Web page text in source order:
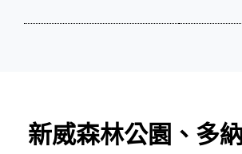
新威森林公園、多